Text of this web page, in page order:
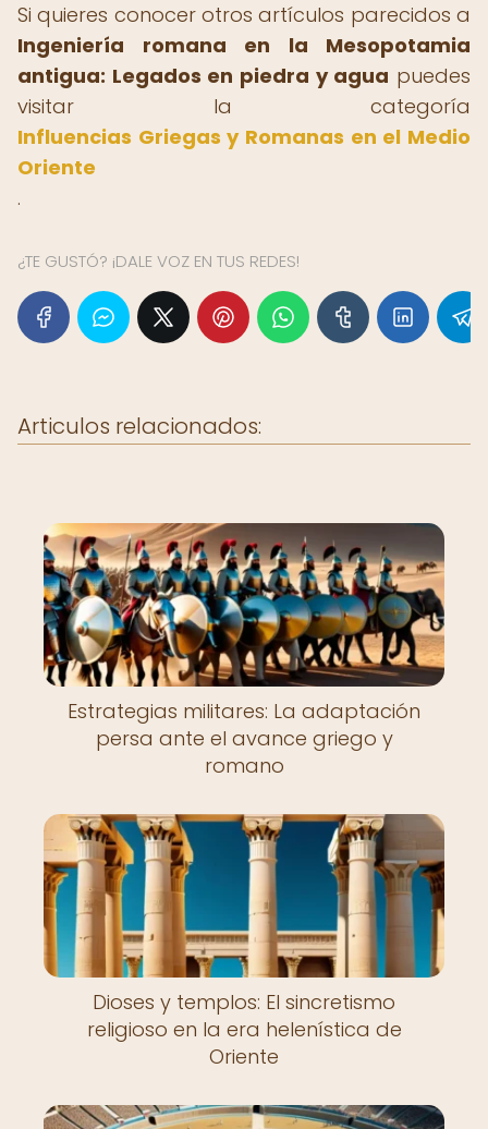
Si quieres conocer otros artículos parecidos a
Ingeniería romana en la Mesopotamia
antigua: Legados en piedra y agua puedes
visitar la categoría
Influencias Griegas y Romanas en el Medio
Oriente
.
¿TE GUSTÓ? ¡DALE VOZ EN TUS REDES!
Articulos relacionados:
Estrategias militares: La adaptación
persa ante el avance griego y
romano
Dioses y templos: El sincretismo
religioso en la era helenística de
Oriente